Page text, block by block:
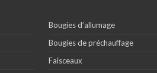
Bougies d’allumage
Bougies de préchauffage
Faisceaux